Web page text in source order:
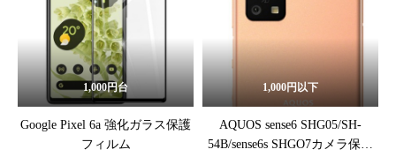
1,000円台
Google Pixel 6a 強化ガラス保護
フィルム
1,000円以下
AQUOS sense6 SHG05/SH-
54B/sense6s SHGO7カメラ保護